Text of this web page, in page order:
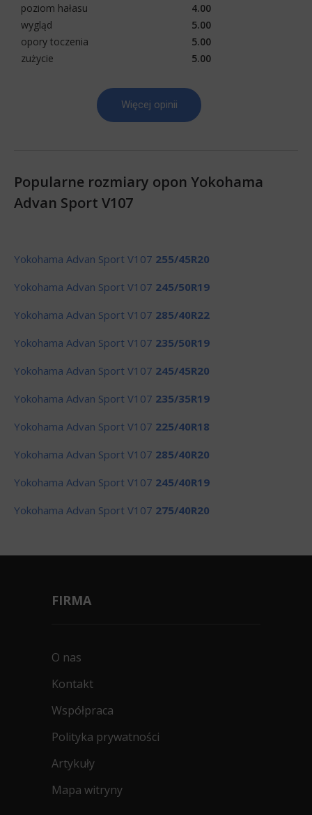
poziom hałasu
4.00
wygląd
5.00
opory toczenia
5.00
zużycie
5.00
Więcej opinii
Popularne rozmiary opon Yokohama
Advan Sport V107
Yokohama Advan Sport V107 255/45R20
Yokohama Advan Sport V107 245/50R19
Yokohama Advan Sport V107 285/40R22
Yokohama Advan Sport V107 235/50R19
Yokohama Advan Sport V107 245/45R20
Yokohama Advan Sport V107 235/35R19
Yokohama Advan Sport V107 225/40R18
Yokohama Advan Sport V107 285/40R20
Yokohama Advan Sport V107 245/40R19
Yokohama Advan Sport V107 275/40R20
FIRMA
O nas
Kontakt
Współpraca
Polityka prywatności
Artykuły
Mapa witryny